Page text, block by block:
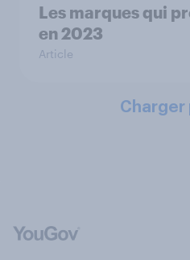
Les marques qui
en 2023
Article
Charger